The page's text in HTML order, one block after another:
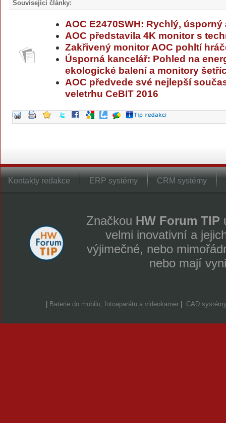
Související články:
AOC E2470SWH: Rychlý,
AOC představila 4K monitor s
Zakřivený monitor AOC pohltí
Úsporná kancelář: Pohled na
ekologické balení a monitory
AOC předvede své nejlepší
veletrhu CeBIT 2016
Kontakty redakce ERP systémy CRM systémy
Značkou HW Forum TIP
velmi inovativní a
výjimečné, nebo
nebo mají
Baterie do mobilu, fotoaparátu a videokamer CAD